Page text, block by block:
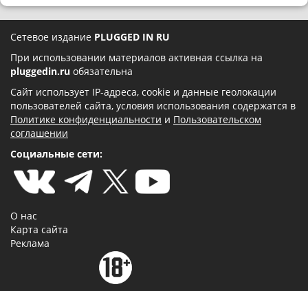
Сетевое издание PLUGGED IN RU
При использовании материалов активная ссылка на
pluggedin.ru обязательна
Сайт использует IP-адреса, cookie и данные геолокации
пользователей сайта, условия использования содержатся в
Политике конфиденциальности и Пользовательском
соглашении
Социальные сети:
О нас
Карта сайта
Реклама